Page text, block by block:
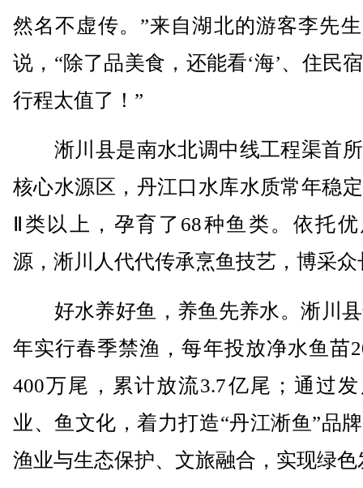
然名不虚传。”来自湖北的游客李先
说，“除了品美食，还能看‘海’、住民
行程太值了！”
淅川县是南水北调中线工程渠首
核心水源区，丹江口水库水质常年稳
Ⅱ类以上，孕育了68种鱼类。依托
源，淅川人代代传承烹鱼技艺，博采众
好水养好鱼，养鱼先养水。淅川县
年实行春季禁渔，每年投放净水鱼苗
400万尾，累计放流3.7亿尾；通过
业、鱼文化，着力打造“丹江淅鱼”品
渔业与生态保护、文旅融合，实现绿色